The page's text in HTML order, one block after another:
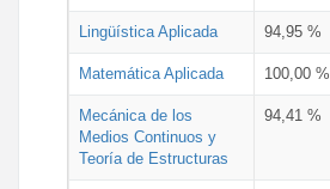
Lingüística Aplicada 94,95 %
Matemática Aplicada 100,00 %
Mecánica de los
Medios Continuos y
Teoría de Estructuras
94,41 %